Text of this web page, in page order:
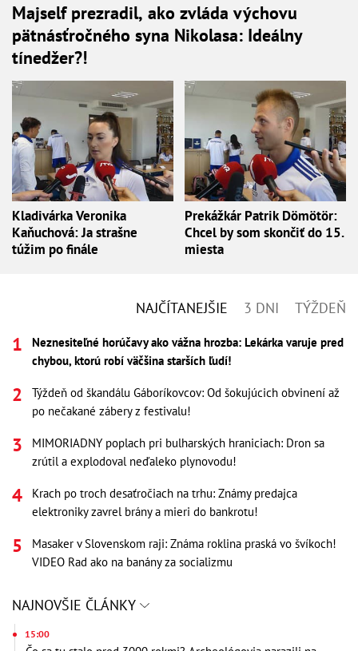
Majself prezradil, ako zvláda výchovu
pätnásťročného syna Nikolasa: Ideálny
tínedžer?!
Kladivárka Veronika
Kaňuchová: Ja strašne
túžim po finále
Prekážkár Patrik Dömötör:
Chcel by som skončiť do 15.
miesta
NAJČÍTANEJŠIE 3 DNI TÝŽDEŇ
Neznesiteľné horúčavy ako vážna hrozba: Lekárka varuje pred
chybou, ktorú robí väčšina starších ľudí!
Týždeň od škandálu Gáboríkovcov: Od šokujúcich obvinení až
po nečakané zábery z festivalu!
MIMORIADNY poplach pri bulharských hraniciach: Dron sa
zrútil a explodoval neďaleko plynovodu!
Krach po troch desaťročiach na trhu: Známy predajca
elektroniky zavrel brány a mieri do bankrotu!
Masaker v Slovenskom raji: Známa roklina praská vo švíkoch!
VIDEO Rad ako na banány za socializmu
NAJNOVŠIE ČLÁNKY
15:00